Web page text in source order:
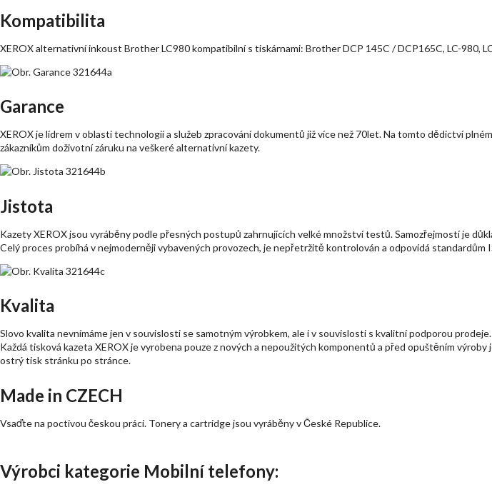
Kompatibilita
XEROX alternativní inkoust Brother LC980 kompatibilní s tiskárnami: Brother DCP 145C / DCP165C, LC-980,
Garance
XEROX je lídrem v oblasti technologií a služeb zpracování dokumentů již více než 70let. Na tomto dědictví
zákazníkům doživotní záruku na veškeré alternativní kazety.
Jistota
Kazety XEROX jsou vyráběny podle přesných postupů zahrnujících velké množství testů. Samozřejmostí je
Celý proces probíhá v nejmoderněji vybavených provozech, je nepřetržitě kontrolován a odpovídá standardům
Kvalita
Slovo kvalita nevnímáme jen v souvislosti se samotným výrobkem, ale i v souvislosti s kvalitní podporou prodeje.
Každá tisková kazeta XEROX je vyrobena pouze z nových a nepoužitých komponentů a před opuštěním
ostrý tisk stránku po stránce.
Made in CZECH
Vsaďte na poctivou českou práci. Tonery a cartridge jsou vyráběny v České Republice.
Výrobci kategorie Mobilní telefony: